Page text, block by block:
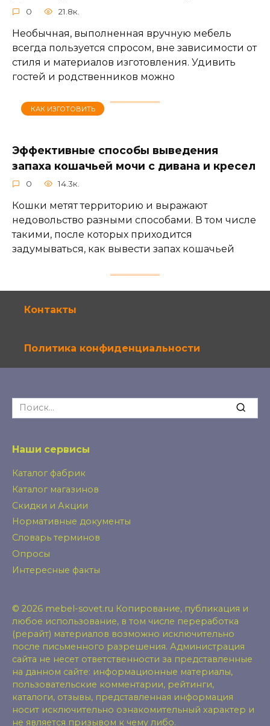
0 21.8к.
Необычная, выполненная вручную мебель
всегда пользуется спросом, вне зависимости от
стиля и материалов изготовления. Удивить
гостей и родственников можно
КАК ИЗГОТОВИТЬ
Эффективные способы выведения
запаха кошачьей мочи с дивана и кресел
0 14.3к.
Кошки метят территорию и выражают
недовольство разными способами. В том числе
такими, после которых приходится
задумываться, как вывести запах кошачьей
Контакты
Политика конфиденциальности
Search
for:
Наши сервисы
Каталог фабрик
Каталог магазинов
Скидки и Акции
Нормативные документы
Словарь терминов
Опросы
Интересные факты
© 2026 mebel-sovet.ru Копирование, публикация и
любое использование, в том числе переработка
(рерайт) материалов возможно исключительно
после письменного разрешения. Администрация
сайта не несет ответственности за представленные
на данном сайте: информационные материалы,
пользовательские комментарии, рейтинги,
каталоги, отзывы, представленная информация
носит исключительно ознакомительный характер и
не является призывом к чему либо.